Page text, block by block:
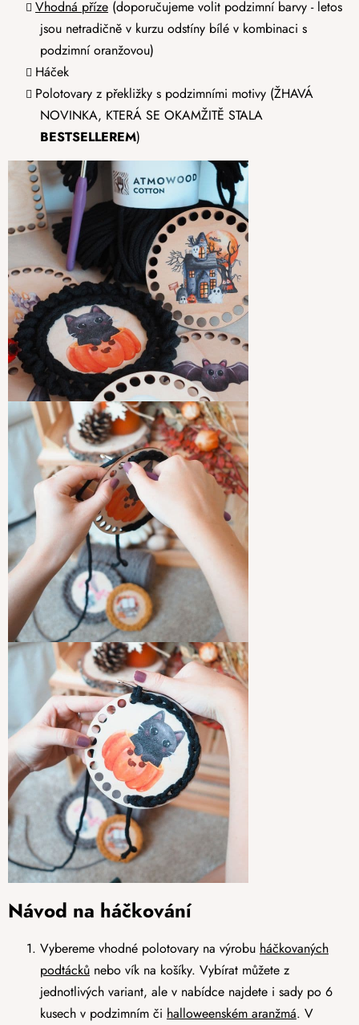
Vhodná příze (doporučujeme volit podzimní barvy - letos
jsou netradičně v kurzu odstíny bílé v kombinaci s
podzimní oranžovou)
Háček
Polotovary z překližky s podzimními motivy (ŽHAVÁ
NOVINKA, KTERÁ SE OKAMŽITĚ STALA
BESTSELLEREM)
Návod na háčkování
Vybereme vhodné polotovary na výrobu háčkovaných
podtácků nebo vík na košíky. Vybírat můžete z
jednotlivých variant, ale v nabídce najdete i sady po 6
kusech v podzimním či halloweenském aranžmá. V